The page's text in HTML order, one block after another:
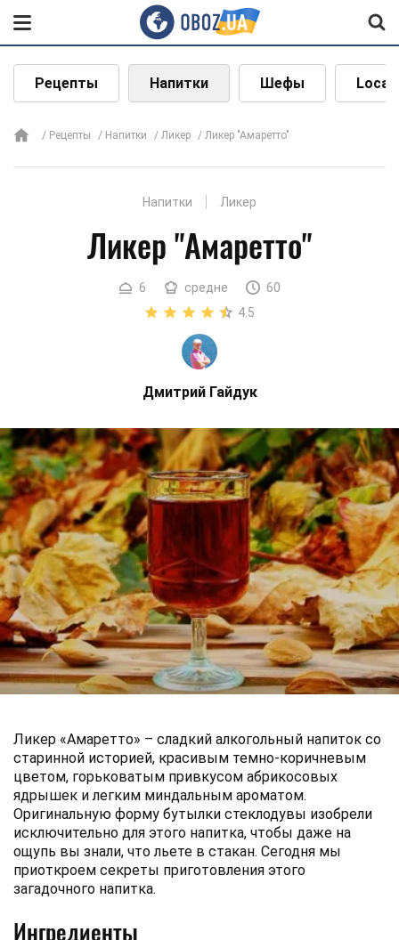
Рецепты Напитки Шефы Local
Рецепты Напитки Ликер Ликер "Амаретто"
Напитки Ликер
Ликер "Амаретто"
6 средне
60
4.5
Дмитрий Гайдук
Ликер «Амаретто» – сладкий алкогольный напиток со
старинной историей, красивым темно-коричневым
цветом, горьковатым привкусом абрикосовых
ядрышек и легким миндальным ароматом.
Оригинальную форму бутылки стеклодувы изобрели
исключительно для этого напитка, чтобы даже на
ощупь вы знали, что льете в стакан. Сегодня мы
приоткроем секреты приготовления этого
загадочного напитка.
Ингредиенты